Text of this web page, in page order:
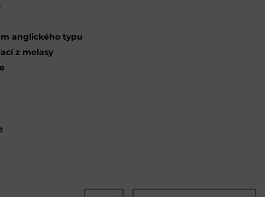
anglického typu
z melasy